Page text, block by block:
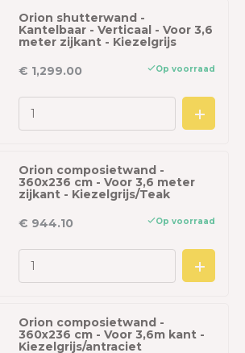
Orion shutterwand -
Kantelbaar - Verticaal - Voor 3,6
meter zijkant - Kiezelgrijs
€ 1,299.00
Op voorraad
Orion composietwand -
360x236 cm - Voor 3,6 meter
zijkant - Kiezelgrijs/Teak
€ 944.10
Op voorraad
Orion composietwand -
360x236 cm - Voor 3,6m kant -
Kiezelgrijs/antraciet